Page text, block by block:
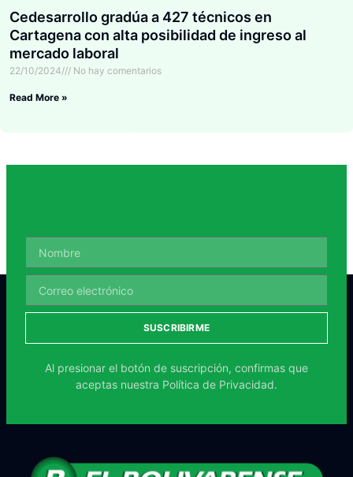
Cedesarrollo gradúa a 427 técnicos en
Cartagena con alta posibilidad de ingreso al
mercado laboral
22/10/2024 No hay comentarios
Read More »
SUSCRIBIRME
Al presionar el botón de suscripción, confirmas que
aceptas nuestra Política de Privacidad.